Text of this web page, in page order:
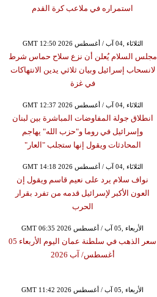
استمراره في ملاعب كرة القدم
GMT 12:50 2026 الثلاثاء ,04 آب / أغسطس
مجلس السلام يُعلن أن نزع سلاح حماس شرط
لانسحاب إسرائيل وبيان ثلاثي يدين الانتهاكات
في غزة
GMT 12:37 2026 الثلاثاء ,04 آب / أغسطس
انطلاق جولة المفاوضات المباشرة بين لبنان
وإسرائيل في روما و"حزب الله" يهاجم
المحادثات ويقول إنها ستجلب "العار"
GMT 14:18 2026 الثلاثاء ,04 آب / أغسطس
نواف سلام يرد على نعيم قاسم ويقول إن
العون الأكبر لإسرائيل قدمه من تفرد بقرار
الحرب
GMT 06:35 2026 الأربعاء ,05 آب / أغسطس
سعر الذهب في سلطنة عمان اليوم الأربعاء 05
أغسطس/ آب 2026
GMT 11:42 2026 الأربعاء ,05 آب / أغسطس